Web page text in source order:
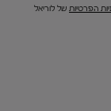
הפרטיות של לוריאל